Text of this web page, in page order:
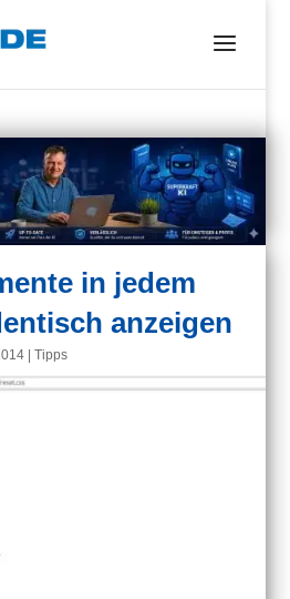
in jedem
anzeigen
|Tipps